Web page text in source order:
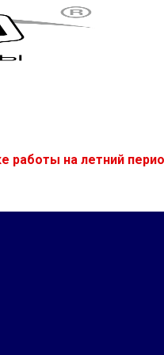
работы на летний